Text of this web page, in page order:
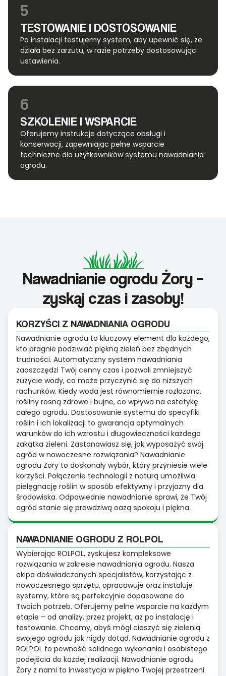
5
TESTOWANIE I DOSTOSOWANIE
Po instalacji testujemy system, aby upewnić się, że
działa bez zarzutu, w razie potrzeby dostosowując
ustawienia.
6
SZKOLENIE I WSPARCIE
Oferujemy instrukcje dotyczące obsługi i
konserwacji, zapewniając pełne wsparcie
techniczne dla użytkowników systemu nawadniania
ogrodu.
Nawadnianie ogrodu Żory –
zyskaj czas i zasoby!
KORZYŚCI Z NAWADNIANIA OGRODU
Nawadnianie ogrodu to kluczowy element dla każdego,
kto pragnie podziwiać piękną zieleń bez zbędnych
trudności. Automatyczny system nawadniania
zaoszczędzi Twój cenny czas i pozwoli zmniejszyć
zużycie wody, co może przyczynić się do niższych
rachunków. Kiedy woda jest równomiernie rozłożona,
rośliny rosną zdrowe i bujne, co wpływa na estetykę
całego ogrodu. Dostosowanie systemu do specyfiki
roślin i ich lokalizacji to gwarancja optymalnych
warunków do ich wzrostu i długowieczności każdego
zakątka zieleni. Zastanawiasz się, jak wyposażyć swój
ogród w nowoczesne rozwiązania? Nawadnianie
ogrodu Żory to doskonały wybór, który przyniesie wiele
korzyści. Połączenie technologii z naturą umożliwia
pielęgnację roślin w sposób efektywny i przyjazny dla
środowiska. Odpowiednie nawadnianie sprawi, że Twój
ogród stanie się prawdziwą oazą spokoju i piękna.
NAWADNIANIE OGRODU Z ROLPOL
Wybierając ROLPOL, zyskujesz kompleksowe
rozwiązania w zakresie nawadniania ogrodu. Nasza
ekipa doświadczonych specjalistów, korzystając z
nowoczesnego sprzętu, opracowuje oraz instaluje
systemy, które są perfekcyjnie dopasowane do
Twoich potrzeb. Oferujemy pełne wsparcie na każdym
etapie – od analizy, przez projekt, aż po instalację i
testowanie. Chcemy, abyś mógł cieszyć się zielenią
swojego ogrodu jak nigdy dotąd. Nawadnianie ogrodu z
ROLPOL to pewność solidnego wykonania i osobistego
podejścia do każdej realizacji. Nawadnianie ogrodu
Żory z nami to inwestycja w piękno Twojej przestrzeni.